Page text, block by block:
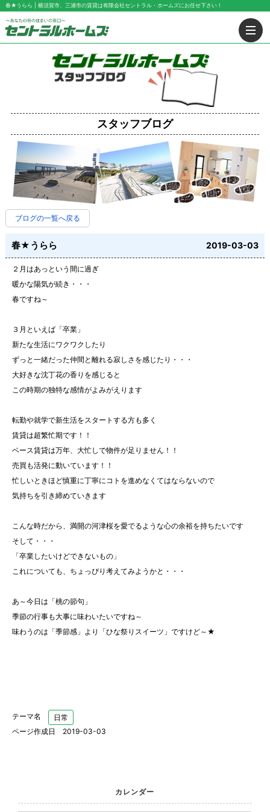
春★うらら | 横須賀市、三浦市の賃貸は有限会社セントラル・ホームズにお任せ下さい！
スタッフブログ
ブログの一覧へ戻る
春★うらら 2019-03-03
２月はあっという間に過ぎ
暖かな陽気が続き・・・
春ですね～
３月といえば「卒業」
新たな生活にワクワクしたり
ずっと一緒だった仲間と離れる寂しさを感じたり・・・
大好きな沈丁花の香りを感じると
この時期の独特な感情がよみがえります
転勤や就学で新生活をスタートする方も多く
賃貸は超繁忙期です！！
ベース賃貸は万年、大忙しで物件が足りません！！
売買も活発に動いています！！
忙しいときほど慎重に丁寧にコトを進めなくてはならないので
気持ちを引き締めていきます
こんな時だから、満開の河津桜を愛でるような心の余裕を持ちたいです
そして・・・
「卒業したいけどできないもの」
これについても、ちょっぴり考えてみようかと・・・
あ～今日は「桃の節句」
季節の行事も大事に味わいたいですね～
味わうのは「季節感」より「ひな祭りスイーツ」ですけど～★
テーマ名
日常
ページ作成日 2019-03-03
カレンダー